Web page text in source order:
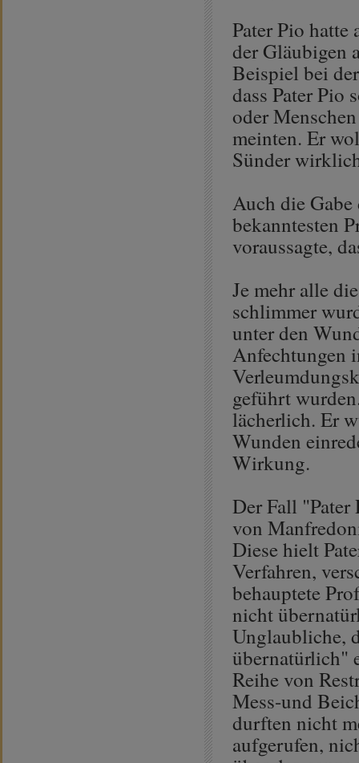
Pater Pio hatte
der Gläubigen
Beispiel bei
dass Pater Pio
oder
meinten. Er
Sünder
Auch die
bekanntesten
voraussagte,
Je mehr alle
schlimmer
unter den
Anfechtungen
geführt
lächerlich. Er
Wunden
Wirkung.
Der Fall "Pater
von
Diese hielt
Verfahren,
behauptete
nicht
Unglaubliche,
übernatürlich"
Reihe von
Mess-und
durften nicht
aufgerufen,